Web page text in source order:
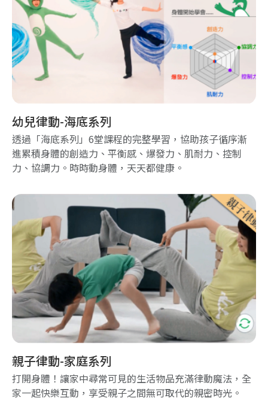
幼兒律動-海底系列
透過「海底系列」6堂課程的完整學習，協助孩子循序漸
進累積身體的創造力、平衡感、爆發力、肌耐力、控制
力、協調力。時時動身體，天天都健康。
親子律動-家庭系列
打開身體！讓家中尋常可見的生活物品充滿律動魔法，全
家一起快樂互動，享受親子之間無可取代的親密時光。